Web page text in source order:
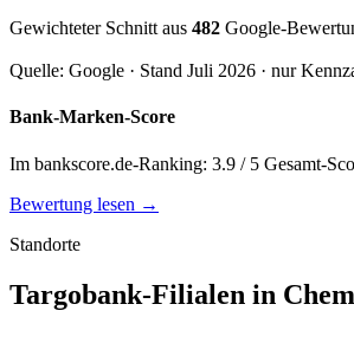
Gewichteter Schnitt aus 482 Google-
Quelle: Google · Stand Juli 2026 · nur
Bank-Marken-Score
Im bankscore.de-Ranking: 3.9 / 5 Gesamt-
Bewertung lesen →
Standorte
Targobank-Filialen in